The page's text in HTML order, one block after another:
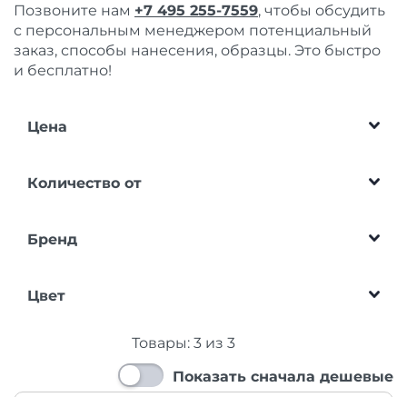
Позвоните нам +7 495 255-7559, чтобы обсудить
с персональным менеджером потенциальный
заказ, способы нанесения, образцы. Это быстро
и бесплатно!
Цена
Количество от
Бренд
Цвет
Товары: 3из 3
Показать сначала дешевые